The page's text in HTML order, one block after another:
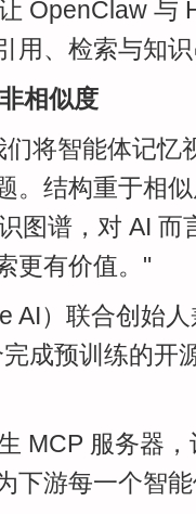
OpenClaw 与
用、检索与知
相似度
将智能体记忆
。结构重于相
图谱，对 AI 而
更有价值。"
）联合创始人
成预训练的开
MCP 服务器
下游每一个智